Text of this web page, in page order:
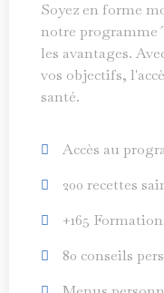
Soyez en forme
notre programme
les avantages.
vos objectifs,
santé.
Accès au
200 recettes
+165
80 conseils